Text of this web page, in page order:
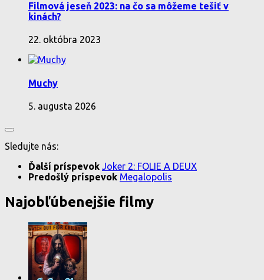
Filmová jeseň 2023: na čo sa môžeme tešiť v
kinách?
22. októbra 2023
Muchy
5. augusta 2026
Sledujte nás:
Ďalší príspevok Joker 2: FOLIE A DEUX
Predošlý príspevok Megalopolis
Najobľúbenejšie filmy